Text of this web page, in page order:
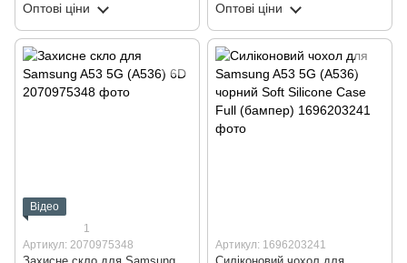
Оптові ціни
Оптові ціни
Відео
1
Артикул: 2070975348
Артикул: 1696203241